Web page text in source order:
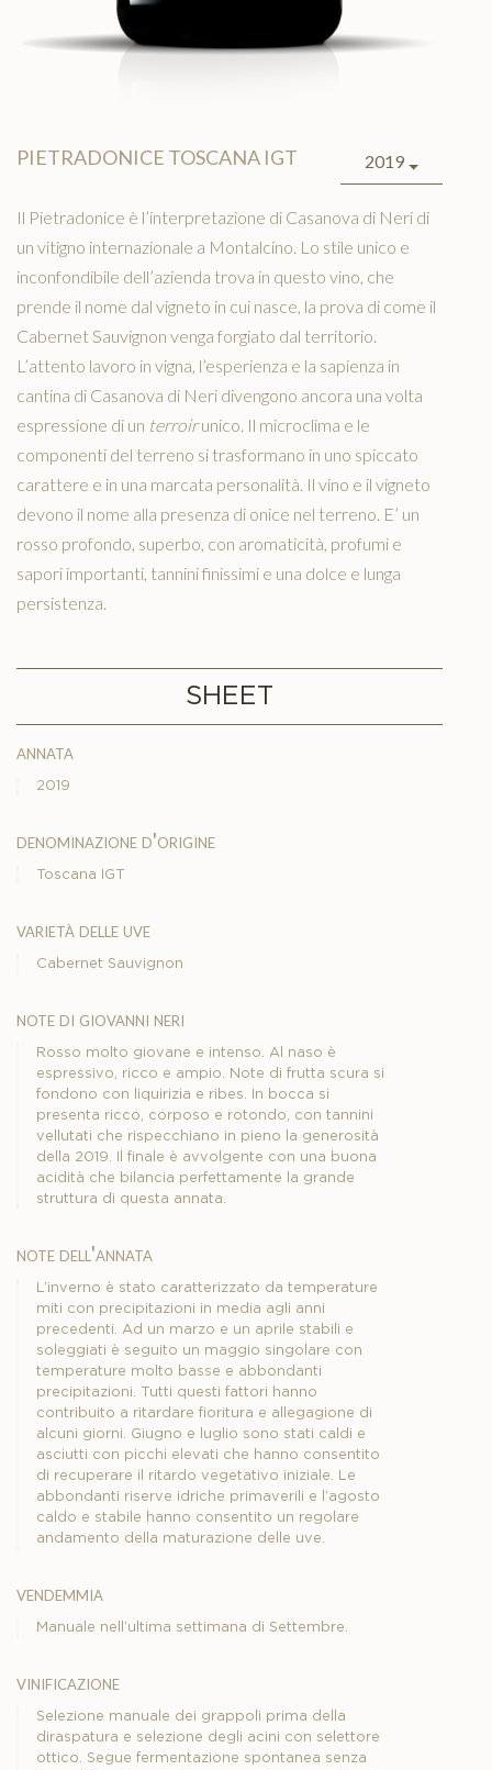
PIETRADONICE TOSCANA IGT 2019
Il Pietradonice è l’interpretazione di Casanova di Neri di
un vitigno internazionale a Montalcino. Lo stile unico e
inconfondibile dell’azienda trova in questo vino, che
prende il nome dal vigneto in cui nasce, la prova di come il
Cabernet Sauvignon venga forgiato dal territorio.
L’attento lavoro in vigna, l’esperienza e la sapienza in
cantina di Casanova di Neri divengono ancora una volta
espressione di un terroirunico. Il microclima e le
componenti del terreno si trasformano in uno spiccato
carattere e in una marcata personalità. Il vino e il vigneto
devono il nome alla presenza di onice nel terreno. E’ un
rosso profondo, superbo, con aromaticità, profumi e
sapori importanti, tannini finissimi e una dolce e lunga
persistenza.
SHEET
annata
2019
denominazione d'origine
Toscana IGT
varietà delle uve
Cabernet Sauvignon
note di giovanni neri
Rosso molto giovane e intenso. Al naso è
espressivo, ricco e ampio. Note di frutta scura si
fondono con liquirizia e ribes. In bocca si
presenta ricco, corposo e rotondo, con tannini
vellutati che rispecchiano in pieno la generosità
della 2019. Il finale è avvolgente con una buona
acidità che bilancia perfettamente la grande
struttura di questa annata.
note dell'annata
L’inverno è stato caratterizzato da temperature
miti con precipitazioni in media agli anni
precedenti. Ad un marzo e un aprile stabili e
soleggiati è seguito un maggio singolare con
temperature molto basse e abbondanti
precipitazioni. Tutti questi fattori hanno
contribuito a ritardare fioritura e allegagione di
alcuni giorni. Giugno e luglio sono stati caldi e
asciutti con picchi elevati che hanno consentito
di recuperare il ritardo vegetativo iniziale. Le
abbondanti riserve idriche primaverili e l’agosto
caldo e stabile hanno consentito un regolare
andamento della maturazione delle uve.
vendemmia
Manuale nell’ultima settimana di Settembre.
vinificazione
Selezione manuale dei grappoli prima della
diraspatura e selezione degli acini con selettore
ottico. Segue fermentazione spontanea senza